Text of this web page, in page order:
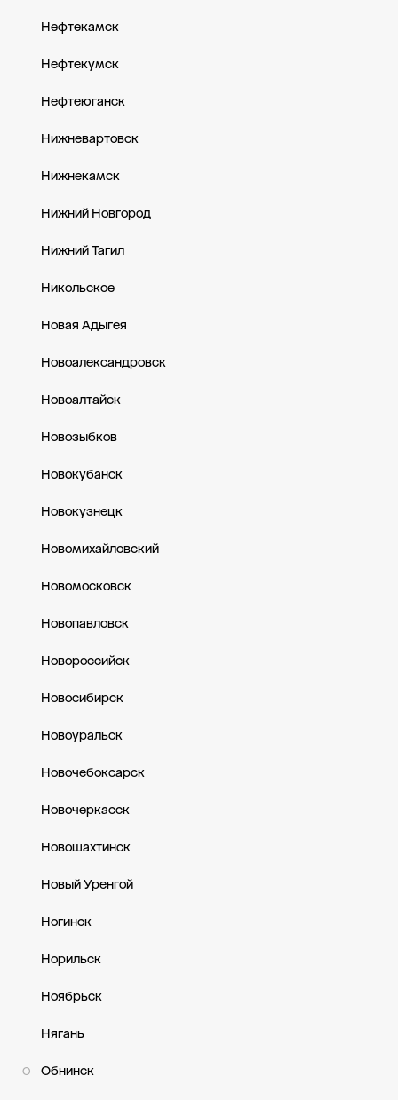
Нефтекамск
Нефтекумск
Нефтеюганск
Нижневартовск
Нижнекамск
Нижний Новгород
Нижний Тагил
Никольское
Новая Адыгея
Новоалександровск
Новоалтайск
Новозыбков
Новокубанск
Новокузнецк
Новомихайловский
Новомосковск
Новопавловск
Новороссийск
Новосибирск
Новоуральск
Новочебоксарск
Новочеркасск
Новошахтинск
Новый Уренгой
Ногинск
Норильск
Ноябрьск
Нягань
О Обнинск